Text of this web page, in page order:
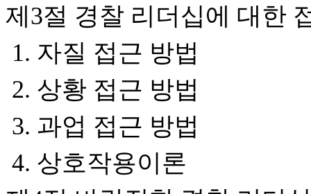
제3절 경찰 리더십에 대한
1. 자질 접근 방법
2. 상황 접근 방법
3. 과업 접근 방법
4. 상호작용이론